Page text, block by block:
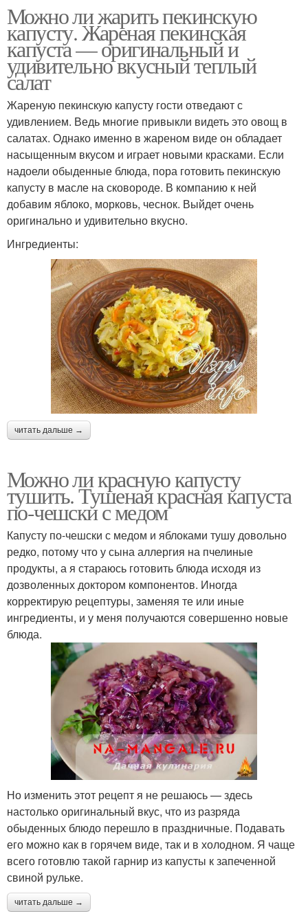
Можно ли жарить пекинскую
капусту. Жареная пекинская
капуста — оригинальный и
удивительно вкусный теплый
салат
Жареную пекинскую капусту гости отведают с
удивлением. Ведь многие привыкли видеть это овощ в
салатах. Однако именно в жареном виде он обладает
насыщенным вкусом и играет новыми красками. Если
надоели обыденные блюда, пора готовить пекинскую
капусту в масле на сковороде. В компанию к ней
добавим яблоко, морковь, чеснок. Выйдет очень
оригинально и удивительно вкусно.
Ингредиенты:
читать дальше →
Можно ли красную капусту
тушить. Тушеная красная капуста
по-чешски с медом
Капусту по-чешски с медом и яблоками тушу довольно
редко, потому что у сына аллергия на пчелиные
продукты, а я стараюсь готовить блюда исходя из
дозволенных доктором компонентов. Иногда
корректирую рецептуры, заменяя те или иные
ингредиенты, и у меня получаются совершенно новые
блюда.
Но изменить этот рецепт я не решаюсь — здесь
настолько оригинальный вкус, что из разряда
обыденных блюдо перешло в праздничные. Подавать
его можно как в горячем виде, так и в холодном. Я чаще
всего готовлю такой гарнир из капусты к запеченной
свиной рульке.
читать дальше →